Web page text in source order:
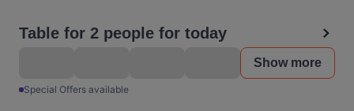
Table for 2 people for today
Show more
Special Offers available